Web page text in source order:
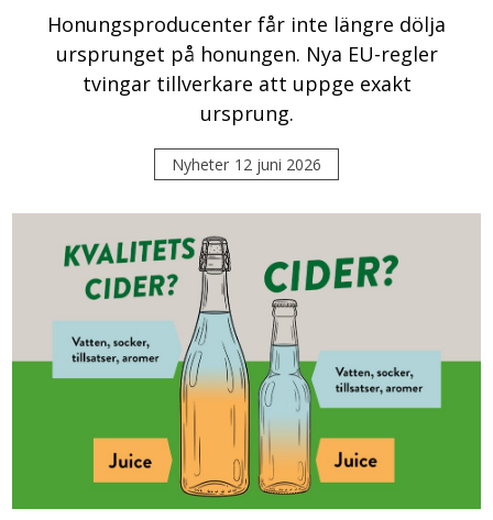
Honungsproducenter får inte längre dölja
ursprunget på honungen. Nya EU-regler
tvingar tillverkare att uppge exakt
ursprung.
Nyheter 12 juni 2026